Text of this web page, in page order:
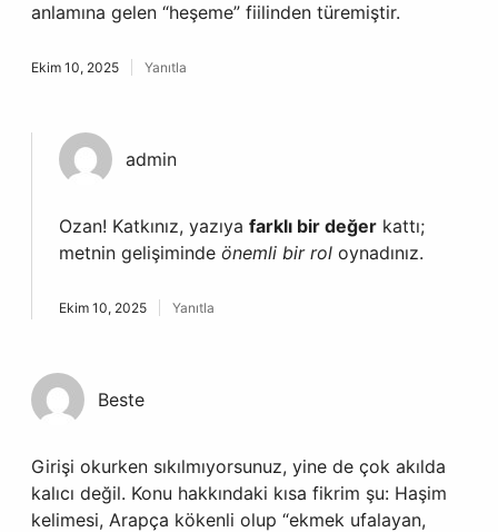
anlamına gelen “heşeme” fiilinden türemiştir.
Ekim 10, 2025 Yanıtla
admin
Ozan! Katkınız, yazıya farklı bir değer kattı;
metnin gelişiminde önemli bir rol oynadınız.
Ekim 10, 2025 Yanıtla
Beste
Girişi okurken sıkılmıyorsunuz, yine de çok akılda
kalıcı değil. Konu hakkındaki kısa fikrim şu: Haşim
kelimesi, Arapça kökenli olup “ekmek ufalayan,